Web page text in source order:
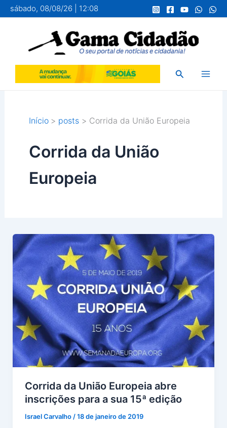
para
conteúdo
sábado, 08/08/26 | 12:08
Pesquisar
Início posts Corrida da União Europeia
Corrida da União
Europeia
Corrida da União Europeia abre
inscrições para a sua 15ª edição
Israel Carvalho /18 de janeiro de 2019